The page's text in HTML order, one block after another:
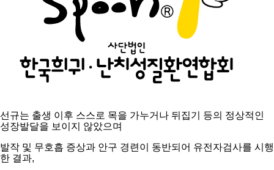
선규는 출생 이후 스스로 목을 가누거나 뒤집기 등의 정상적인
성장발달을 보이지 않았으며
발작 및 무호흡 증상과 안구 경련이 동반되어 유전자검사를 시행
한 결과,